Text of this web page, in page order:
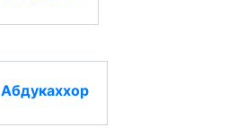
Абдукаххор